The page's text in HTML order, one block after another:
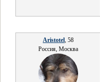
Aristotel, 58
Россия, Москва